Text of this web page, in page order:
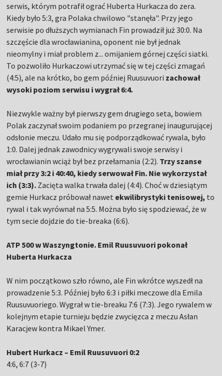
serwis, którym potrafił ograć Huberta Hurkacza do zera.
Kiedy było 5:3, gra Polaka chwilowo "stanęła". Przy jego
serwisie po dłuższych wymianach Fin prowadził już 30:0. Na
szczęście dla wrocławianina, oponent nie był jednak
nieomylny i miał problem z... omijaniem górnej części siatki.
To pozwoliło Hurkaczowi utrzymać się w tej części zmagań
(4:5), ale na krótko, bo gem później Ruusuvuori zachował
wysoki poziom serwisu i wygrał 6:4.
Niezwykle ważny był pierwszy gem drugiego seta, bowiem
Polak zaczynał swoim podaniem po przegranej inaugurującej
odsłonie meczu. Udało mu się podporządkować rywala, było
1:0. Dalej jednak zawodnicy wygrywali swoje serwisy i
wrocławianin wciąż był bez przełamania (2:2). Trzy szanse
miał przy 3:2 i 40:40, kiedy serwował Fin. Nie wykorzystał
ich (3:3). Zacięta walka trwała dalej (4:4). Choć w dziesiątym
gemie Hurkacz próbował nawet ekwilibrystyki tenisowej, to
rywal i tak wyrównał na 5:5. Można było się spodziewać, że w
tym secie dojdzie do tie-breaka (6:6).
ATP 500 w Waszyngtonie. Emil Ruusuvuori pokonał
Huberta Hurkacza
W nim początkowo szło równo, ale Fin wkrótce wyszedł na
prowadzenie 5:3. Później było 6:3 i piłki meczowe dla Emila
Ruusuvuoriego. Wygrał w tie-breaku 7:6 (7:3). Jego rywalem w
kolejnym etapie turnieju będzie zwycięzca z meczu Asłan
Karacjew kontra Mikael Ymer.
Hubert Hurkacz – Emil Ruusuvuori 0:2
4:6, 6:7 (3-7)